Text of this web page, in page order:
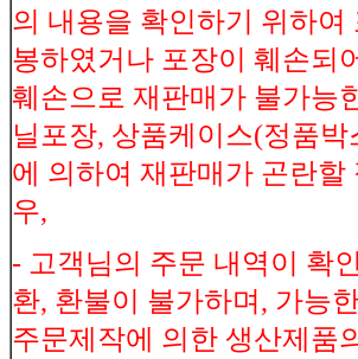
의 내용을 확인하기 위하
봉하였거나 포장이 훼손되
훼손으로 재판매가 불가능
닐포장, 상품케이스(정품
에 의하여 재판매가 곤란
우,
- 고객님의 주문 내역이 확
환, 환불이 불가하며, 가능
주문제작에 의한 생산제품